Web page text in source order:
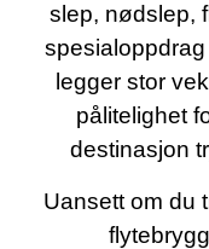
slep, nødslep,
legger stor
pålitelighet
destinasjon
Uansett om du